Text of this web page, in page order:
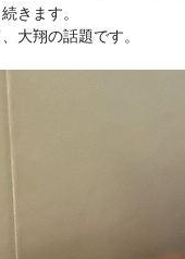
きます。
大翔の話題です。